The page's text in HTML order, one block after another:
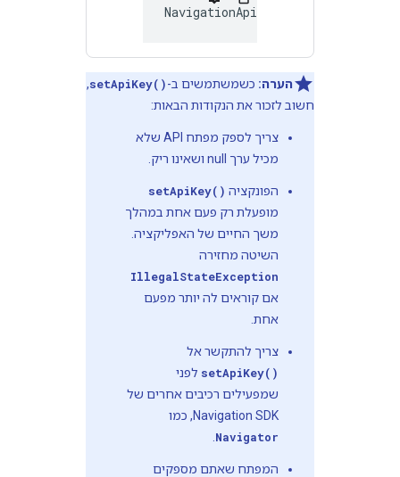
NavigationApi
הערה: כשמשתמשים ב-setApiKey()
,
חשוב לזכור את הנקודות הבאות:
צריך לספק מפתח API שלא
מכיל ערך null ושאינו ריק.
הפונקציה setApiKey()
מופעלת רק פעם אחת במהלך
משך החיים של האפליקציה.
השיטה מחזירה
IllegalStateException
אם קוראים לה יותר מפעם
אחת.
צריך להתקשר אל
setApiKey() לפני
שמפעילים רכיבים אחרים של
Navigation SDK, כמו
Navigator
המפתח שאתם מספקים